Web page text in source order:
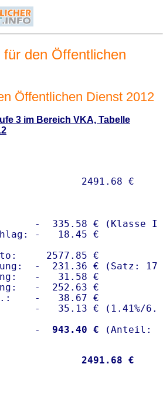
den Öffentlichen
Öffentlichen Dienst 2012
3 im Bereich VKA, Tabelle
-  335.58 € (Klasse I)
-   18.45 €
2577.85 €
-  231.36 € (Satz:
-   31.58 €
-  252.63 €
-   38.67 €
-   35.13 € ( 1.41%/
-
  943.40 €
2491.68 €